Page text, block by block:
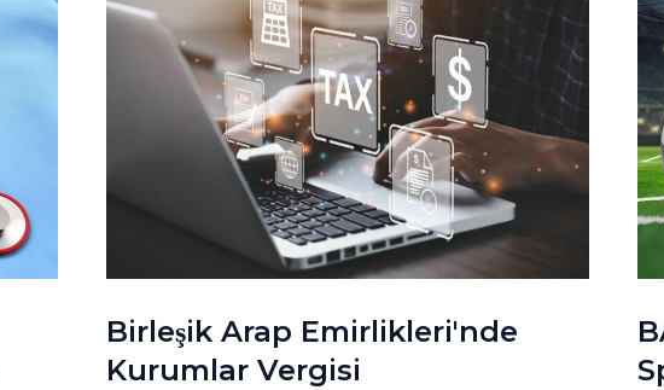
Birleşik Arap Emirlikleri'nde
Kurumlar Vergisi